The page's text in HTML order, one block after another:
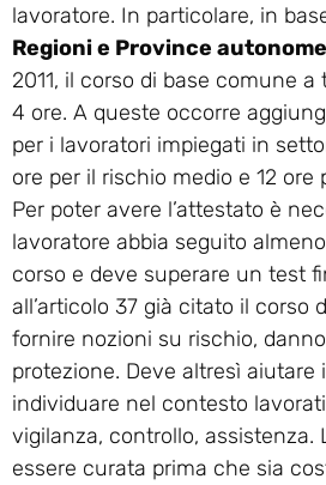
lavoratore. In particolare, in
Regioni e Province autonome
2011, il corso di base comune
4 ore. A queste occorre
per i lavoratori impiegati in
ore per il rischio medio e 12 ore
Per poter avere l’attestato è
lavoratore abbia seguito
corso e deve superare un test
all’articolo 37 già citato il corso
fornire nozioni su rischio,
protezione. Deve altresì aiutare
individuare nel contesto
vigilanza, controllo, assistenza.
essere curata prima che sia